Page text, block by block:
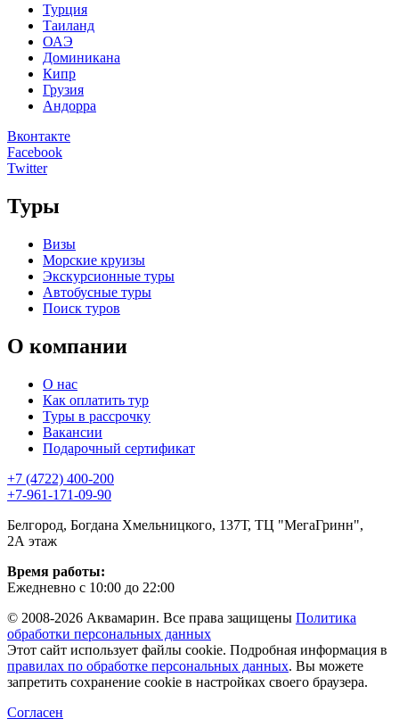
Турция
Таиланд
ОАЭ
Доминикана
Кипр
Грузия
Андорра
Вконтакте
Facebook
Twitter
Туры
Визы
Морские круизы
Экскурсионные туры
Автобусные туры
Поиск туров
О компании
О нас
Как оплатить тур
Туры в рассрочку
Вакансии
Подарочный сертификат
+7 (4722) 400-200
+7-961-171-09-90
Белгород, Богдана Хмельницкого, 137Т, ТЦ "МегаГринн",
2А этаж
Время работы:
Ежедневно с 10:00 до 22:00
© 2008-2026 Аквамарин. Все права защищены Политика
обработки персональных данных
Этот сайт использует файлы cookie. Подробная информация в
правилах по обработке персональных данных. Вы можете
запретить сохранение cookie в настройках своего браузера.
Согласен